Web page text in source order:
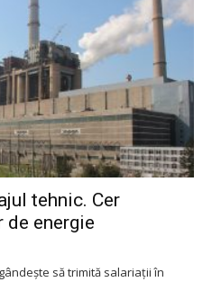
tehnic. Cer
energie
să trimită salariații în